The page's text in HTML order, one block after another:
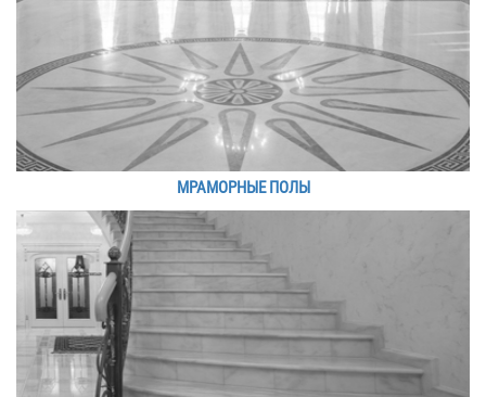
МРАМОРНЫЕ ПОЛЫ